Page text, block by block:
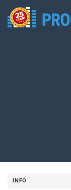
INFO